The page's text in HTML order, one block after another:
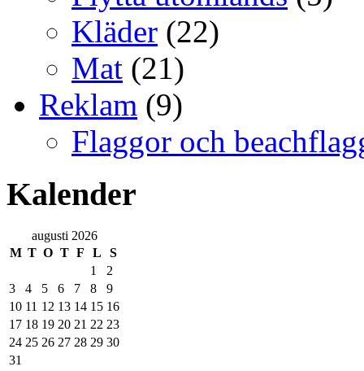
Kläder (22)
Mat (21)
Reklam (9)
Flaggor och
Kalender
augusti 2026
M T O T F L
S
1
2
3
4 5 6 7 8
9
10 11 12 13 14 15 16
17 18 19 20 21 22 23
24 25 26 27 28 29 30
31